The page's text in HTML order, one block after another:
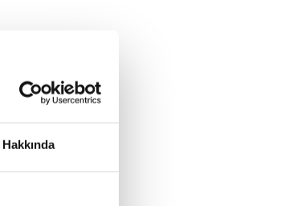
Hakkında